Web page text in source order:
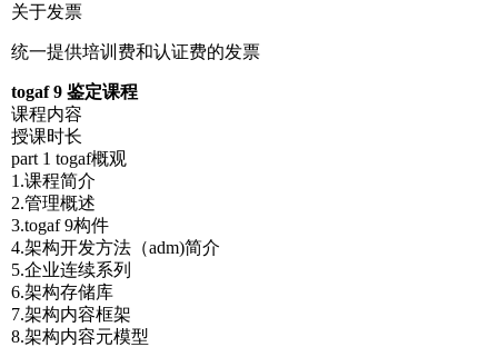
关于发票
统一提供培训费和认证费的发票
togaf 9 鉴定课程
课程内容
授课时长
part 1 togaf概观
1.课程简介
2.管理概述
3.togaf 9构件
4.架构开发方法（adm)简介
5.企业连续系列
6.架构存储库
7.架构内容框架
8.架构内容元模型